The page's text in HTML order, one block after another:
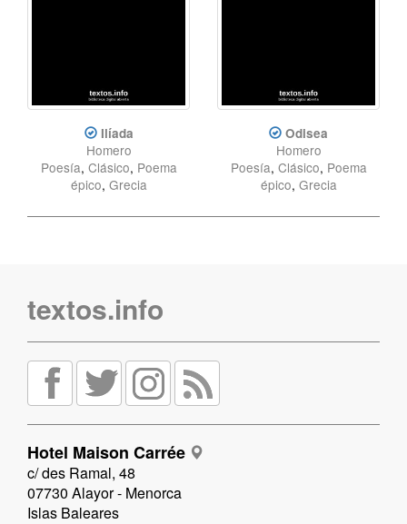
Ilíada
Homero
Poesía, Clásico, Poema
épico, Grecia
Odisea
Homero
Poesía, Clásico, Poema
épico, Grecia
textos.info
Hotel Maison Carrée
c/ des Ramal, 48
07730 Alayor - Menorca
Islas Baleares